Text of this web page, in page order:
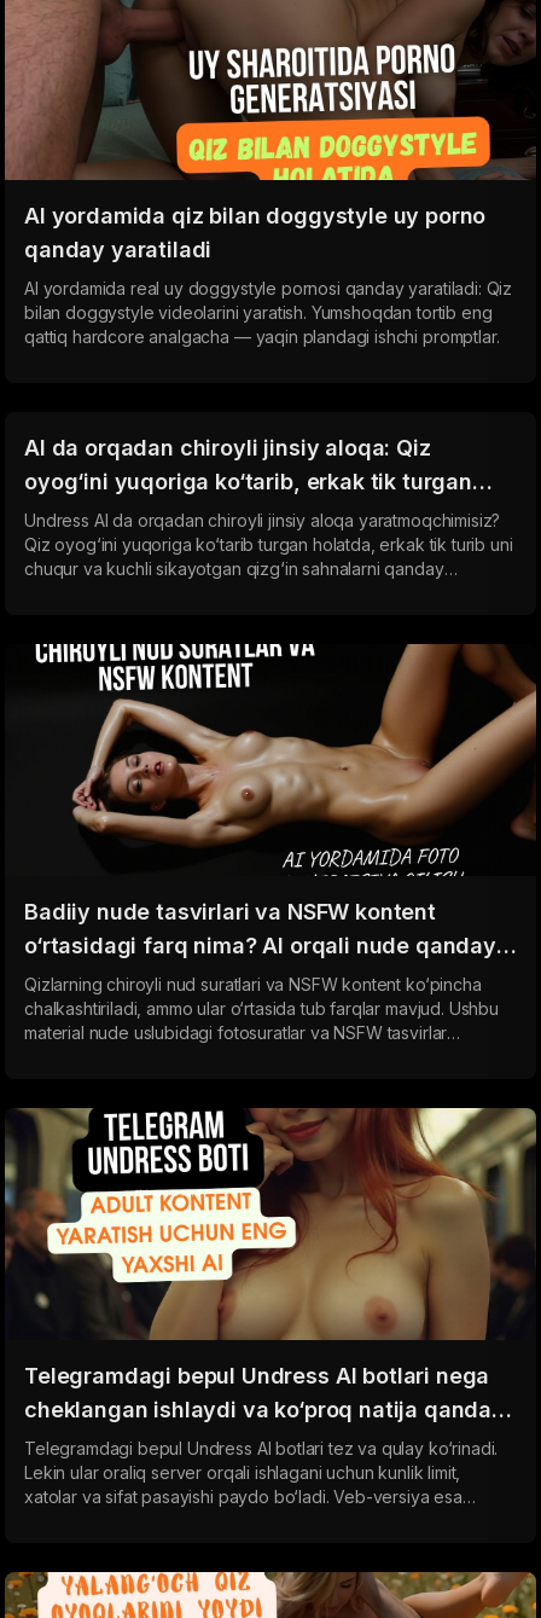
AI yordamida qiz bilan doggystyle uy porno
qanday yaratiladi
AI yordamida real uy doggystyle pornosi qanday yaratiladi: Qiz
bilan doggystyle videolarini yaratish. Yumshoqdan tortib eng
qattiq hardcore analgacha — yaqin plandagi ishchi promptlar.
AI da orqadan chiroyli jinsiy aloqa: Qiz
oyog‘ini yuqoriga ko‘tarib, erkak tik turgan
holda
Undress AI da orqadan chiroyli jinsiy aloqa yaratmoqchimisiz?
Qiz oyog‘ini yuqoriga ko‘tarib turgan holatda, erkak tik turib uni
chuqur va kuchli sikayotgan qizg‘in sahnalarni qanday
allaqachon faol adult-kontent yaratuvchilar uchun mos.
Badiiy nude tasvirlari va NSFW kontent
o‘rtasidagi farq nima? AI orqali nude qanday
yaratiladi
Qizlarning chiroyli nud suratlari va NSFW kontent ko‘pincha
chalkashtiriladi, ammo ular o‘rtasida tub farqlar mavjud. Ushbu
material nude uslubidagi fotosuratlar va NSFW tasvirlar
Telegramdagi bepul Undress AI botlari nega
cheklangan ishlaydi va ko‘proq natija qanday
olish mumkin 2026
Telegramdagi bepul Undress AI botlari tez va qulay ko‘rinadi.
Lekin ular oraliq server orqali ishlagani uchun kunlik limit,
xatolar va sifat pasayishi paydo bo‘ladi. Veb-versiya esa